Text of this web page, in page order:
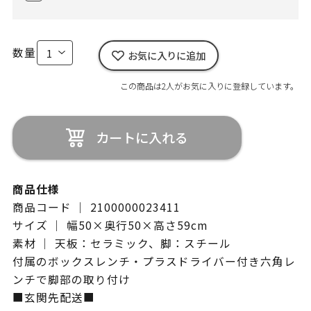
数量 お気に入りに追加
この商品は2人がお気に入りに登録しています。
カートに入れる
商品仕様
商品コード ｜ 2100000023411
サイズ ｜ 幅50×奥行50×高さ59cm
素材 ｜ 天板：セラミック、脚：スチール
付属のボックスレンチ・プラスドライバー付き六角レ
ンチで脚部の取り付け
■玄関先配送■